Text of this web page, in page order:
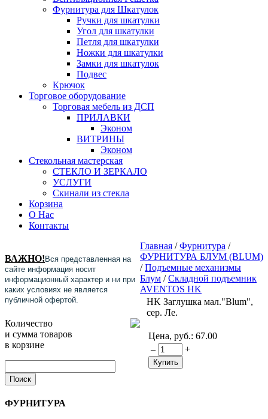
Фурнитура для Шкатулок
Ручки для шкатулки
Угол для шкатулки
Петля для шкатулки
Ножки для шкатулки
Замки для шкатулок
Подвес
Крючок
Торговое оборудование
Торговая мебель из ДСП
ПРИЛАВКИ
Эконом
ВИТРИНЫ
Эконом
Стекольная мастерская
СТЕКЛО И ЗЕРКАЛО
УСЛУГИ
Скинали из стекла
Корзина
О Нас
Контакты
ВАЖНО! Вся представленная на
сайте информация носит
информационный характер и ни при
каких условиях не является
публичной офертой.
Количество
и сумма товаров
в корзине
ФУРНИТУРА
Главная /Фурнитура /
ФУРНИТУРА БЛУМ (BLUM)
/Подъемные механизмы
Блум /Складной подъемник
AVENTOS HK
HK Заглушка мал."Blum",
сер. Ле.
Цена, руб.: 67.00
–
+